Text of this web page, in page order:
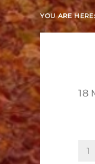
YOU ARE
18
1